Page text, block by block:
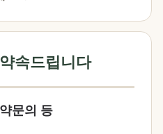
속드립니다
문의 등